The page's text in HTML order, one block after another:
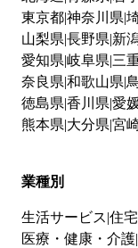
東京都神奈川県
山梨県 長野県 新
愛知県 岐阜県 三
奈良県 和歌山県
徳島県 香川県 愛
熊本県 大分県 宮
業種別
生活サービス 住宅
医療・健康・介護